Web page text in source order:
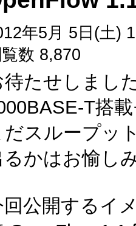
年5月 5日(土)
数 8,870
待たせしまし
T搭
だスループッ
るかはお愉し
回公開するイ